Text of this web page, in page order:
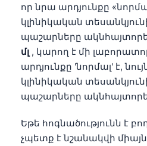
որ նրա արդյունքը
կլինիկական
պաշարները
մլ , կարող է մի
արդյունքը 'նորմալ' է,
կլինիկական
պաշարները
Եթե հոգնածությունն է
չպետք է նշանակվի